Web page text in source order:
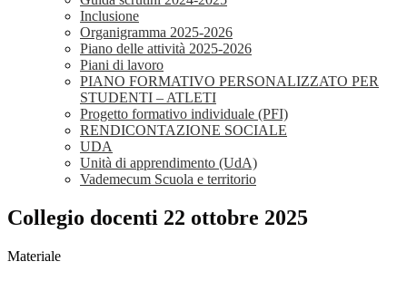
Inclusione
Organigramma 2025-2026
Piano delle attività 2025-2026
Piani di lavoro
PIANO FORMATIVO PERSONALIZZATO PER
STUDENTI – ATLETI
Progetto formativo individuale (PFI)
RENDICONTAZIONE SOCIALE
UDA
Unità di apprendimento (UdA)
Vademecum Scuola e territorio
Collegio docenti 22 ottobre 2025
Materiale